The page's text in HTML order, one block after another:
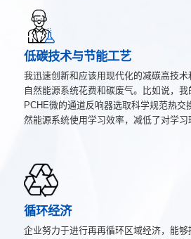
低碳技术与节能工艺
我迅速创新和应该用现代化的减碳高技
自然能源系统花费和碳废气。比如说，
PCHE微的通道反响器选取科学规范热交
然能源系统使用学习效率，减低了对学习
循环经济
企业努力于进行再再循环区域经济，能